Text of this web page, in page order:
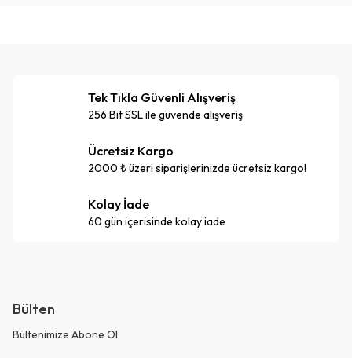
Tek Tıkla Güvenli Alışveriş
256 Bit SSL ile güvende alışveriş
Ücretsiz Kargo
2000 ₺ üzeri siparişlerinizde ücretsiz kargo!
Kolay İade
60 gün içerisinde kolay iade
Bülten
Bültenimize Abone Ol